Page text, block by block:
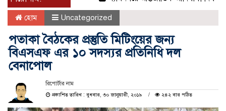
হোম Uncategorized
পতাকা বৈঠকের প্রস্তুতি মিটিংয়ের জন্য
বিএসএফ এর ১০ সদস্যর প্রতিনিধি দল
বেনাপোল
রিপোর্টার নাম
প্রকাশিত তারিখ : বুধবার, ৩০ জানুয়ারী, ২০১৯
২৪২ বার পঠিত